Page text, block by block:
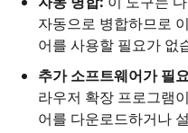
자동으로 병합하므로
어를 사용할 필요가 없
추가 소프트웨어가 필
라우저 확장 프로그램
어를 다운로드하거나